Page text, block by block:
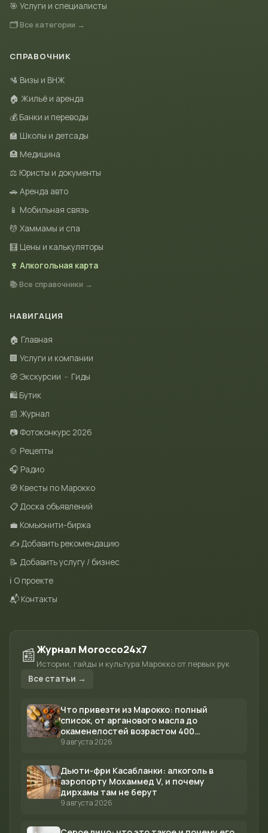
🎯 Услуги и специалисты
🗂 Все категории →
СПРАВОЧНИК
🛂 Визы и ВНЖ
🏠 Жильё и аренда
💰 Банки и переводы
🏫 Школы и детсады
🏥 Медицина
⚖️ Юристы и документы
🚗 Аренда авто
📱 Мобильная связь
💆 Хаммамы и спа
🧮 Цены и калькуляторы
🍷 Алкогольная карта
📚 Все справочники →
НАВИГАЦИЯ
🏠 Главная
🏢 Услуги и компании
🧭 Экскурсии – Гиды
🛍 Бутик
📰 Журнал
📷 Фотоконкурс 2026
🍲 Рецепты
🎧 Радио
🧭 Квесты по Марокко
📋 Доска объявлений
💼 Комьюнити-биржа
✍️ Добавить рекомендацию
📝 Добавить услугу / бизнес
ℹ️ О проекте
📬 Контакты
📰Журнал Morocco24x7
Истории, гайды и культура Марокко от первых рук
Все статьи →
Что привезти из Марокко: полный
список, от арганового масла до
окаменелостей возрастом 400
миллионов лет
9 августа 2026
Дьюти-фри Касабланки: алкоголь в
аэропорту Мохаммед V, и почему
дирхамы там не берут
9 августа 2026